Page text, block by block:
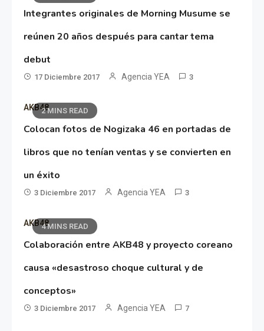
Integrantes originales de Morning Musume se
reúnen 20 años después para cantar tema
debut
17 Diciembre 2017 Agencia YEA 3
2 MINS READ
AKB48
Colocan fotos de Nogizaka 46 en portadas de
libros que no tenían ventas y se convierten en
un éxito
3 Diciembre 2017 Agencia YEA 3
4 MINS READ
AKB48
Colaboración entre AKB48 y proyecto coreano
causa «desastroso choque cultural y de
conceptos»
3 Diciembre 2017 Agencia YEA 7